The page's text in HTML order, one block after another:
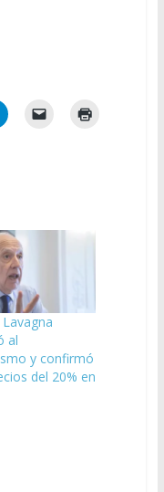
al
y confirmó
del 20% en